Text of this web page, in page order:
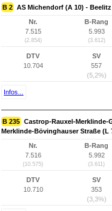
B 2 AS Michendorf (A 10) - Beelitz
Nr.
7.515
(2.854)
B-Rang
5.993
(3.612)
DTV
10.704
SV
557
(5,2%)
Infos...
B 235 Castrop-Rauxel-Merklinde-
Merklinde-Bövinghauser Straße (L
Nr.
7.516
(10.575)
B-Rang
5.992
(3.611)
DTV
10.710
SV
353
(3,3%)